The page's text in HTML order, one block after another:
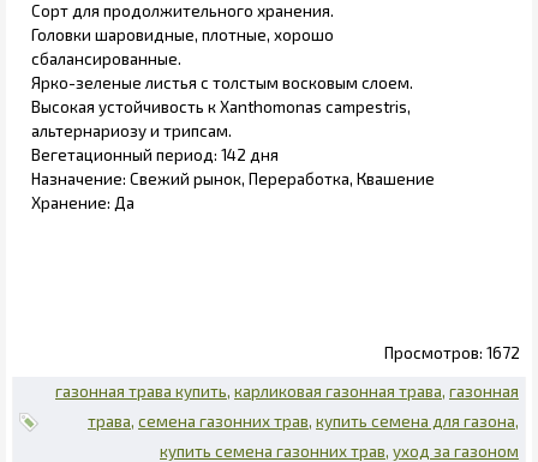
Сорт для продолжительного хранения.
Головки шаровидные, плотные, хорошо
сбалансированные.
Ярко-зеленые листья с толстым восковым слоем.
Высокая устойчивость к Xanthomonas campestris,
альтернариозу и трипсам.
Вегетационный период: 142 дня
Назначение: Свежий рынок, Переработка, Квашение
Хранение: Да
1672
газонная трава купить карликовая газонная трава газонная
трава семена газонних трав купить семена для газона
купить семена газонних трав уход за газоном